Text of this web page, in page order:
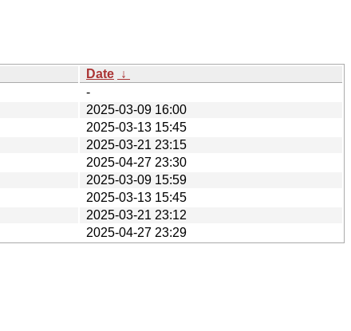
Date ↓
-
2025-03-09 16:00
2025-03-13 15:45
2025-03-21 23:15
2025-04-27 23:30
2025-03-09 15:59
2025-03-13 15:45
2025-03-21 23:12
2025-04-27 23:29